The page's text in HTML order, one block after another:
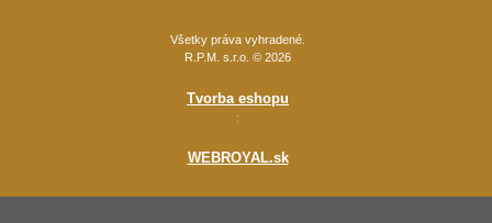
Všetky práva vyhradené.
R.P.M. s.r.o. © 2026
Tvorba eshopu
:
WEBROYAL.sk